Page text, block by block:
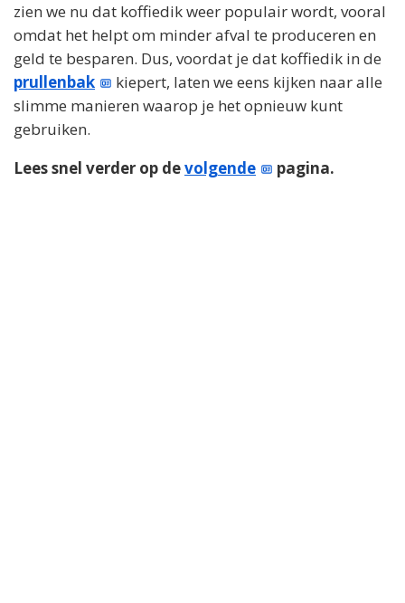
zien we nu dat koffiedik weer populair wordt, vooral
omdat het helpt om minder afval te produceren en
geld te besparen. Dus, voordat je dat koffiedik in de
prullenbak
kiepert, laten we eens kijken naar alle
slimme manieren waarop je het opnieuw kunt
gebruiken.
Lees snel verder op devolgende pagina.